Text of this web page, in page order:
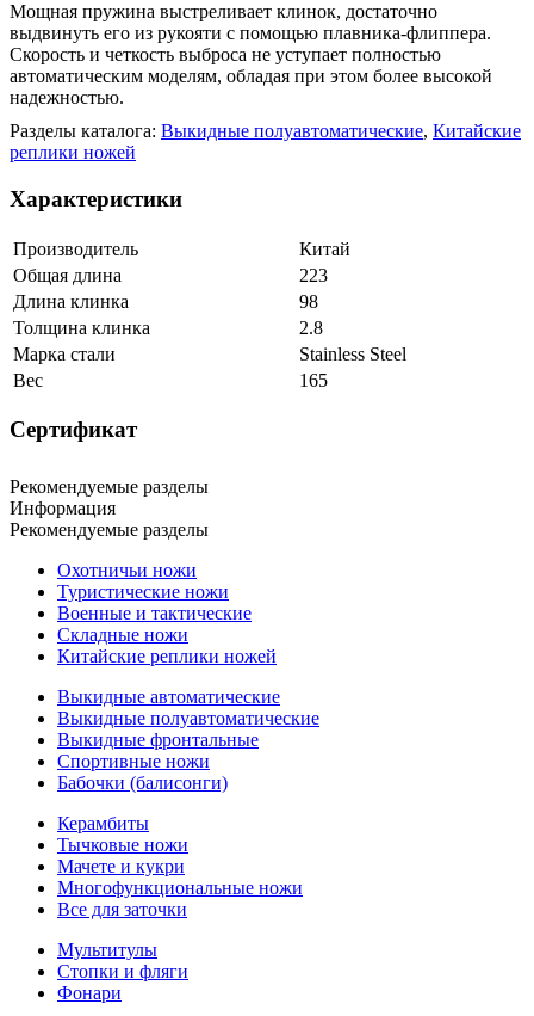
Мощная пружина выстреливает клинок, достаточно
выдвинуть его из рукояти с помощью плавника-флиппера.
Скорость и четкость выброса не уступает полностью
автоматическим моделям, обладая при этом более высокой
надежностью.
Разделы каталога: Выкидные полуавтоматические, Китайские
реплики ножей
Характеристики
Производитель
Китай
Общая длина
223
Длина клинка
98
Толщина клинка
2.8
Марка стали
Stainless Steel
Вес
165
Сертификат
Рекомендуемые разделы
Информация
Рекомендуемые разделы
Охотничьи ножи
Туристические ножи
Военные и тактические
Складные ножи
Китайские реплики ножей
Выкидные автоматические
Выкидные полуавтоматические
Выкидные фронтальные
Спортивные ножи
Бабочки (балисонги)
Керамбиты
Тычковые ножи
Мачете и кукри
Многофункциональные ножи
Все для заточки
Мультитулы
Стопки и фляги
Фонари